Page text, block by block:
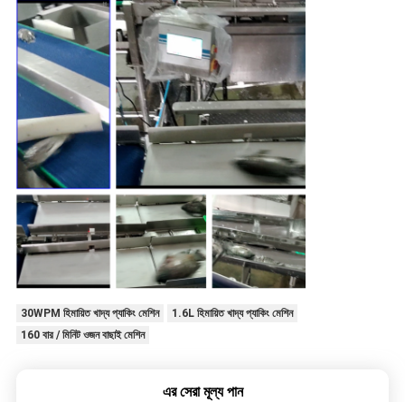
30WPM হিমায়িত খাদ্য প্যাকিং মেশিন
1.6L হিমায়িত খাদ্য প্যাকিং মেশিন
160 বার / মিনিট ওজন বাছাই মেশিন
এর সেরা মূল্য পান